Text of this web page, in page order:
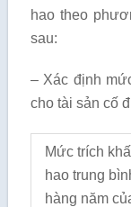
hao theo
sau:
– Xác định
cho tài sản cố
Mức trích
hao trung
hàng năm